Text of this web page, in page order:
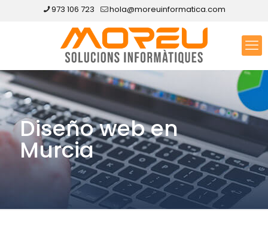
973 106 723 hola@moreuinformatica.com
Diseño web en
Murcia